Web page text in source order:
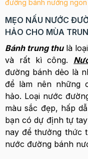
đường bánh nướng
MẸO NẤU NƯỚC
HẢO CHO MÙA
Bánh trung thulà
và rất kì công.
đường bánh dẻo là
để làm nên những
hảo. Loại nước
màu sắc đẹp, hấp
bạn có dự định tự
nay để thưởng thức
nước đường bánh